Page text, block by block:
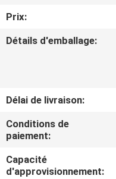
VISITE
D'USINE
QUALITÉ
CONTACTEZ-
NOUS
Prix:
Détails d'emballage:
Délai de livraison:
Conditions de
paiement:
Capacité
d'approvisionnement: